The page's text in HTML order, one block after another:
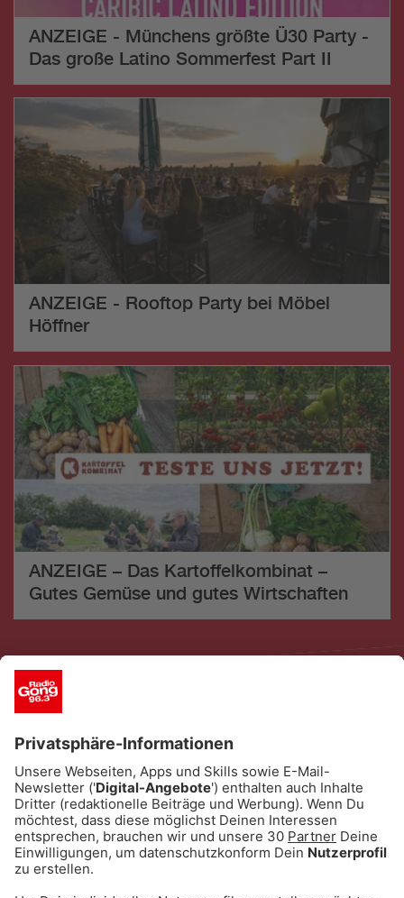
ANZEIGE - Münchens größte Ü30 Party -
Das große Latino Sommerfest Part II
ANZEIGE - Rooftop Party bei Möbel
Höffner
ANZEIGE – Das Kartoffelkombinat –
Gutes Gemüse und gutes Wirtschaften